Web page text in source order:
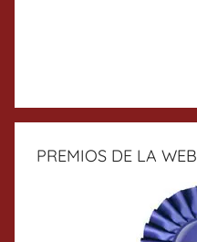
PREMIOS DE LA WEB